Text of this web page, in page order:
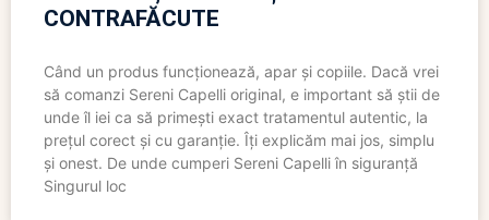
CONTRAFĂCUTE
Când un produs funcționează, apar și copiile. Dacă vrei
să comanzi Sereni Capelli original, e important să știi de
unde îl iei ca să primești exact tratamentul autentic, la
prețul corect și cu garanție. Îți explicăm mai jos, simplu
și onest. De unde cumperi Sereni Capelli în siguranță
Singurul loc